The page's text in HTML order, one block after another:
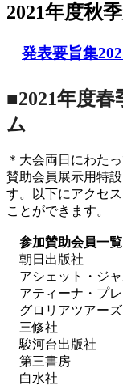
2021年度秋
発表要旨集
■2021年度
ム
＊大会両日にわた
賛助会員展示用特
す。以下にアクセ
ことができます。
参加賛助会員一覧
朝日出版社
アシェット・ジャ
アティーナ・プレ
グロリアツアーズ
三修社
駿河台出版社
第三書房
白水社